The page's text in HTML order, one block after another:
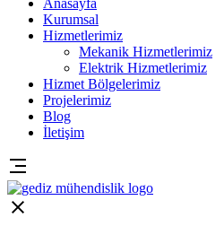
Anasayfa
Kurumsal
Hizmetlerimiz
Mekanik Hizmetlerimiz
Elektrik Hizmetlerimiz
Hizmet Bölgelerimiz
Projelerimiz
Blog
İletişim